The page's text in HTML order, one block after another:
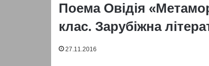
Поема Овідія
клас. Зарубіжна
27.11.2016